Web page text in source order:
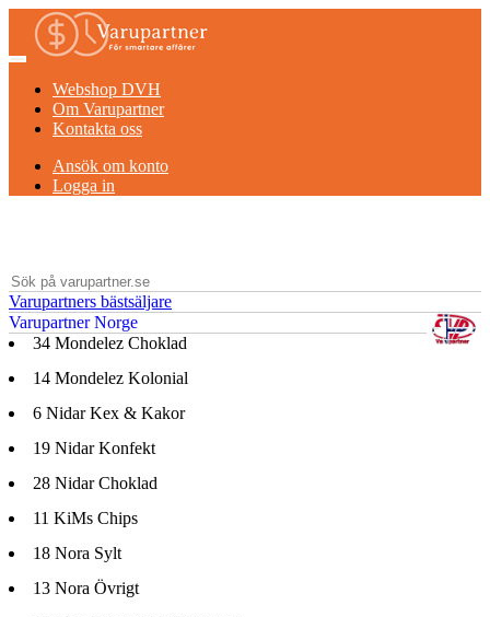
Webshop DVH
Om Varupartner
Kontakta oss
Ansök om konto
Logga in
Varupartners bästsäljare
Varupartner Norge
34 Mondelez Choklad
14 Mondelez Kolonial
6 Nidar Kex & Kakor
19 Nidar Konfekt
28 Nidar Choklad
11 KiMs Chips
18 Nora Sylt
13 Nora Övrigt